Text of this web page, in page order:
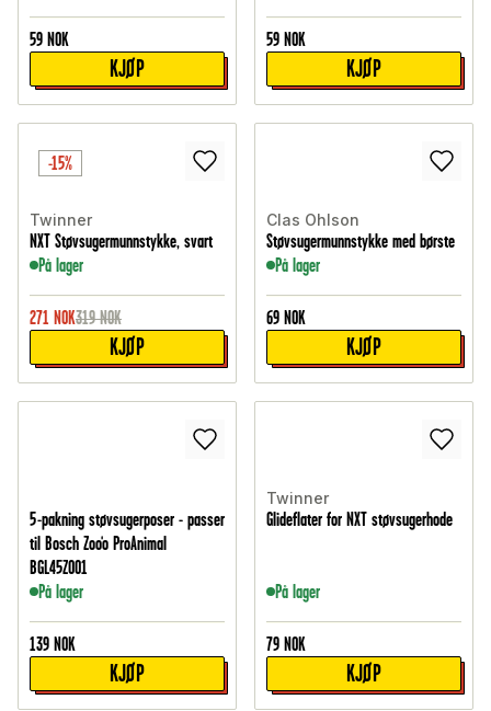
59 NOK
KJØP
59 NOK
KJØP
-15%
Twinner
NXT Støvsugermunnstykke, svart
På lager
271 NOK319 NOK
KJØP
Clas Ohlson
Støvsugermunnstykke med børste
På lager
69 NOK
KJØP
5-pakning støvsugerposer - passer
til Bosch Zoo'o ProAnimal
BGL45ZOO1
På lager
139 NOK
KJØP
Twinner
Glideflater for NXT støvsugerhode
På lager
79 NOK
KJØP